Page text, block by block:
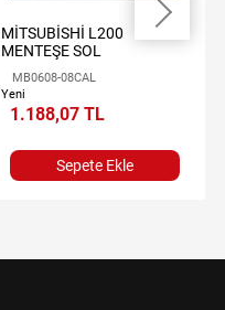
MİTSUBİSHİ L200
MENTEŞE SOL
MB0608-08CAL
Yeni
1.188,07 TL
Sepete Ekle